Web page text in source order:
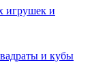
игрушек и
и кубы